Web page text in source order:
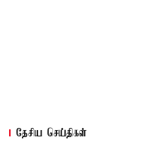
தேசிய செய்திகள்